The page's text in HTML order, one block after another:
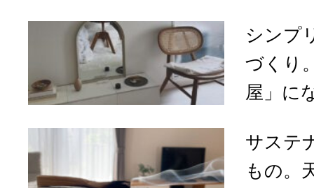
シンプ
づくり
屋」に
サステ
もの。